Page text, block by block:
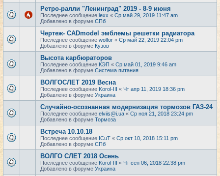
Ретро-ралли "Ленинград" 2019 - 8-9 июня
Последнее сообщение lexx « Ср май 29, 2019 11:47 am
Добавлено в форуме СПб
Чертеж- CADmodel эмблемы решетки радиатора
Последнее сообщение wolfor « Ср май 22, 2019 22:04 pm
Добавлено в форуме Кузов
Высота карбюраторов
Последнее сообщение КЭП « Ср май 01, 2019 9:46 am
Добавлено в форуме Система питания
ВОЛГОСЛЕТ 2019 Весна
Последнее сообщение Korol-III « Чт апр 11, 2019 18:36 pm
Добавлено в форуме Украина
Случайно-осознанная модернизация тормозов ГАЗ-24
Последнее сообщение elviis@i.ua « Ср ноя 21, 2018 23:24 pm
Добавлено в форуме Тормоза
Встреча 10.10.18
Последнее сообщение ICuT « Ср окт 10, 2018 15:11 pm
Добавлено в форуме СПб
ВОЛГО СЛЕТ 2018 Осень
Последнее сообщение Korol-III « Чт сен 06, 2018 22:38 pm
Добавлено в форуме Украина